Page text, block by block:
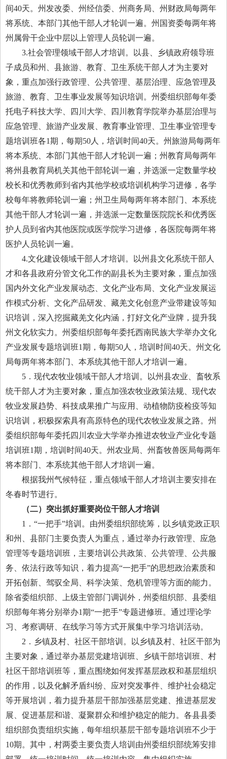
间40天。州发改委、州经信委、州商务局、州财政局每两年
将系统、本部门其他干部人才轮训一遍。州国资委每两年将
州属骨干企业中层以上管理人员轮训一遍。
3.社会管理领域干部人才培训。以县、乡镇政府领导班
子成员和州、县旅游、教育、卫生系统干部人才为主要对
象，重点加强行政管理、公共管理、基层治理、应急管理及
旅游、教育、卫生事业发展等知识培训。州委组织部每年委
托电子科技大学、四川大学、四川教育学院举办基层治理与
应急管理、旅游产业发展、教育事业管理、卫生事业管理专
题培训班各1期，每期50人，培训时间40天。州旅游局每两年
将本系统、本部门其他干部人才轮训一遍；州教育局每两年
将州县教育局机关其他干部轮训一遍，并选派一定数量学校
校长和优秀教师到省内其他学校或培训机构学习进修，各学
校每年将教师轮训一遍；州卫生局每两年将本部门、本系统
其他干部人才轮训一遍，并选派一定数量医院院长和优秀医
护人员到省内其他医院或医学院学习进修，各医院每两年将
医护人员轮训一遍。
4.文化建设领域干部人才培训。以州县文化系统干部人
才和各县政府分管文化工作的副县长为主要对象，重点加强
国内外文化产业发展动态、文化产业布局、文化产业发展运
作模式分析、文化产品研发、藏羌文化创意产业带建设等知
识培训，深入挖掘藏羌文化内涵，打好文化产业牌，提升我
州文化软实力。州委组织部每年委托西南民族大学举办文化
产业发展专题培训班1期，每期50人，培训时间40天。州文化
局每两年将本部门、本系统其他干部人才培训一遍。
5．现代农牧业领域干部人才培训。以州县农业、畜牧系
统干部人才为主要对象，重点加强农牧业政策法规、现代农
牧业发展趋势、科技成果推广与应用、动植物防疫检疫等知
识培训，积极探索具有高原特色的现代农牧业发展之路。州
委组织部每年委托四川农业大学举办推进农牧业产业化专题
培训班1期，培训时间40天。州农业局、州畜牧兽医局每两年
将本部门、本系统其他干部人才培训一遍。
根据我州气候特征，重点领域干部人才培训主要安排在
冬春时节进行。
（二）突出抓好重要岗位干部人才培训
1．“一把手”培训。由州委组织部统筹，以乡镇党政正职
和州、县部门主要负责人为重点，通过举办行政管理、应急
管理等专题培训班，主要培训公共政策、公共管理、公共服
务、依法行政等知识，着力提高“一把手”的思想政治素质和
开拓创新、驾驭全局、科学决策、危机管理等方面的能力。
除省委组织部、上级主管部门调训外，州委组织部、县委组
织部每年将分别举办1期“一把手”专题进修班。通过理论学
习、考察调研、在线学习等方式开展集中学习培训活动。
2．乡镇及村、社区干部培训。以乡镇及村、社区干部为
主要对象，通过举办基层党建培训班、乡镇干部培训班、村
社区干部培训班等，重点围绕如何发挥基层政权和基层组织
的作用，以及化解矛盾纠纷、应对突发事件、维护社会稳定
等开展培训，着力提升基层干部加强基层党建、推进基层发
展、促进基层和谐、凝聚群众和维护稳定的能力。各县县委
组织部负责组织实施，每年组织基层干部专题培训班不少于
10期。其中，村两委主要负责人培训由州委组织部统筹安排